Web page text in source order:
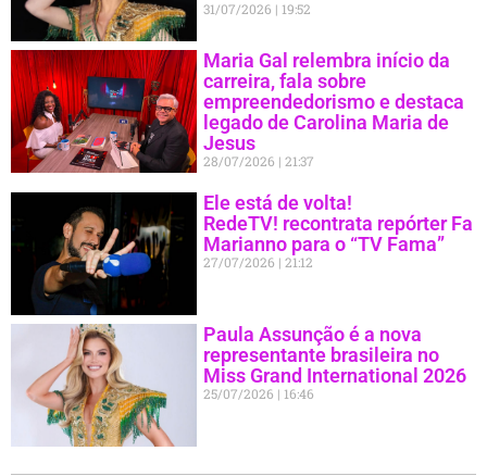
31/07/2026 19:52
Maria Gal relembra início da
carreira, fala sobre
empreendedorismo e destaca
legado de Carolina Maria de
Jesus
28/07/2026 21:37
Ele está de volta!
RedeTV! recontrata repórter Fa
Marianno para o “TV Fama”
27/07/2026 21:12
Paula Assunção é a nova
representante brasileira no
Miss Grand International 2026
25/07/2026 16:46